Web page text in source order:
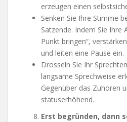
erzeugen einen
Senken Sie Ihre Stimme
Satzende. Indem Sie Ihre
Punkt bringen“,
und leiten eine Pause ein.
Drosseln Sie Ihr
langsame Sprechweise
Gegenüber das Zuhören
statuserhöhend.
Erst begründen, dann